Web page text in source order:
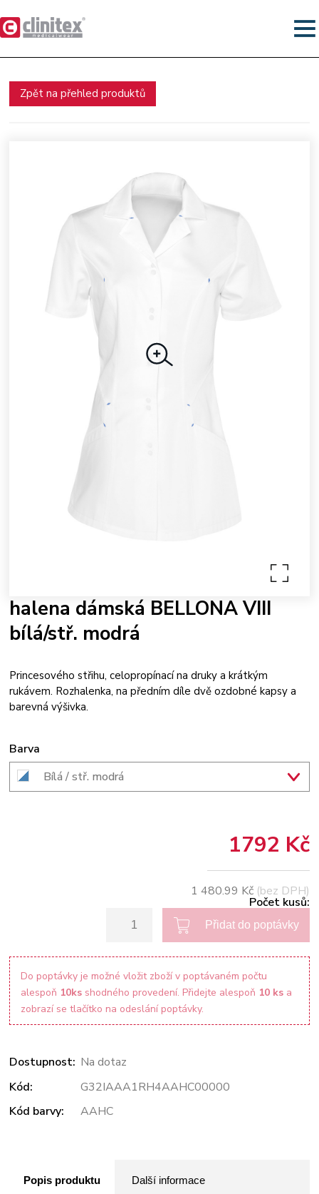
Zpět na přehled produktů
halena dámská BELLONA VIII
bílá/stř. modrá
Princesového střihu, celopropínací na druky a krátkým
rukávem. Rozhalenka, na předním díle dvě ozdobné kapsy a
barevná výšivka.
Barva
Bílá / stř. modrá
1792 Kč
1 480.99 Kč (bez DPH)
Počet kusů:
Do poptávky je možné vložit zboží v poptávaném počtu
alespoň 10ks shodného provedení. Přidejte alespoň 10 ks a
zobrazí se tlačítko na odeslání poptávky.
Dostupnost: Na dotaz
Kód:
G32IAAA1RH4AAHC00000
Kód barvy:
AAHC
Popis produktu Další informace